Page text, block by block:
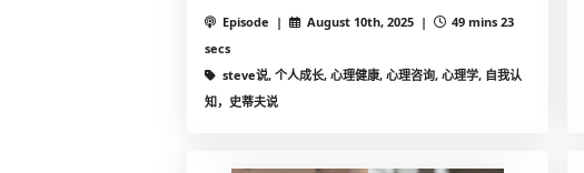
Episode | August 10th, 2025 |
49 mins 23
secs
steve说, 个人成长, 心理健康, 心理咨询, 心理学, 自我认
知，史蒂夫说